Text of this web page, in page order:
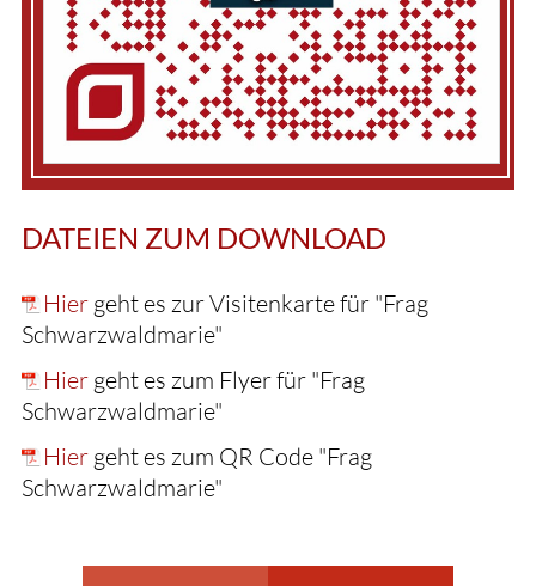
DATEIEN ZUM DOWNLOAD
Hiergeht es zur Visitenkarte für "Frag
Schwarzwaldmarie"
Hier geht es zum Flyer für "Frag
Schwarzwaldmarie"
Hiergeht es zum QR Code "Frag
Schwarzwaldmarie"